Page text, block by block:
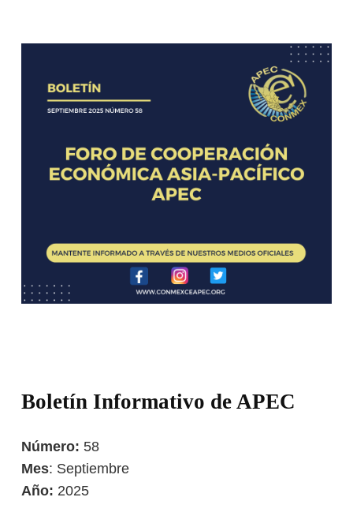
Boletín Informativo de APEC
Número: 58
Mes: Septiembre
Año: 2025